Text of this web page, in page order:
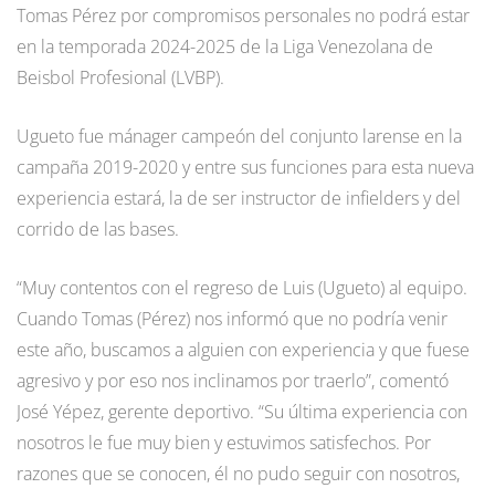
Tomas Pérez por compromisos personales no podrá estar
en la temporada 2024-2025 de la Liga Venezolana de
Beisbol Profesional (LVBP).
Ugueto fue mánager campeón del conjunto larense en la
campaña 2019-2020 y entre sus funciones para esta nueva
experiencia estará, la de ser instructor de infielders y del
corrido de las bases.
“Muy contentos con el regreso de Luis (Ugueto) al equipo.
Cuando Tomas (Pérez) nos informó que no podría venir
este año, buscamos a alguien con experiencia y que fuese
agresivo y por eso nos inclinamos por traerlo”, comentó
José Yépez, gerente deportivo. “Su última experiencia con
nosotros le fue muy bien y estuvimos satisfechos. Por
razones que se conocen, él no pudo seguir con nosotros,